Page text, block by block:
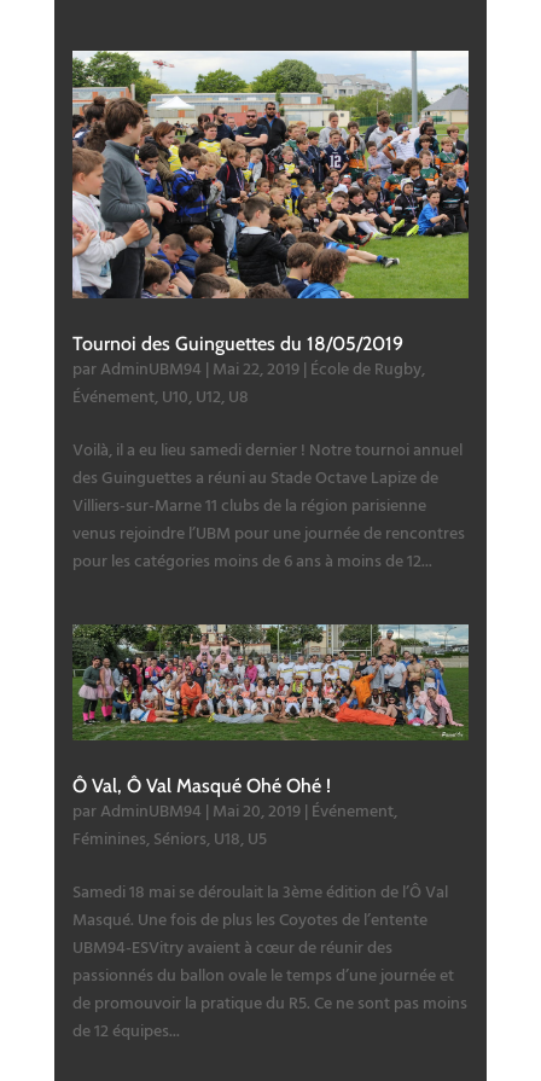
Tournoi des Guinguettes du 18/05/2019
parAdminUBM94 | Mai 22, 2019| École de Rugby,
Événement,U10,U12,U8
Voilà, il a eu lieu samedi dernier ! Notre tournoi annuel
des Guinguettes a réuni au Stade Octave Lapize de
Villiers-sur-Marne 11 clubs de la région parisienne
venus rejoindre l’UBM pour une journée de rencontres
pour les catégories moins de 6 ans à moins de 12...
Ô Val, Ô Val Masqué Ohé Ohé !
parAdminUBM94 | Mai 20, 2019| Événement,
Féminines,Séniors,U18,U5
Samedi 18 mai se déroulait la 3ème édition de l’Ô Val
Masqué. Une fois de plus les Coyotes de l’entente
UBM94-ESVitry avaient à cœur de réunir des
passionnés du ballon ovale le temps d’une journée et
de promouvoir la pratique du R5. Ce ne sont pas moins
de 12 équipes...